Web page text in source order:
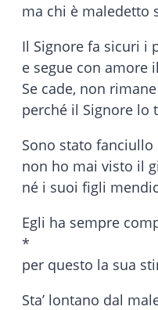
ma chi è maledetto
Il Signore fa sicuri i
e segue con amore
Se cade, non
perché il Signore lo
Sono stato fanciullo
non ho mai visto il
né i suoi figli
Egli ha sempre
*
per questo la sua
Sta’ lontano dal